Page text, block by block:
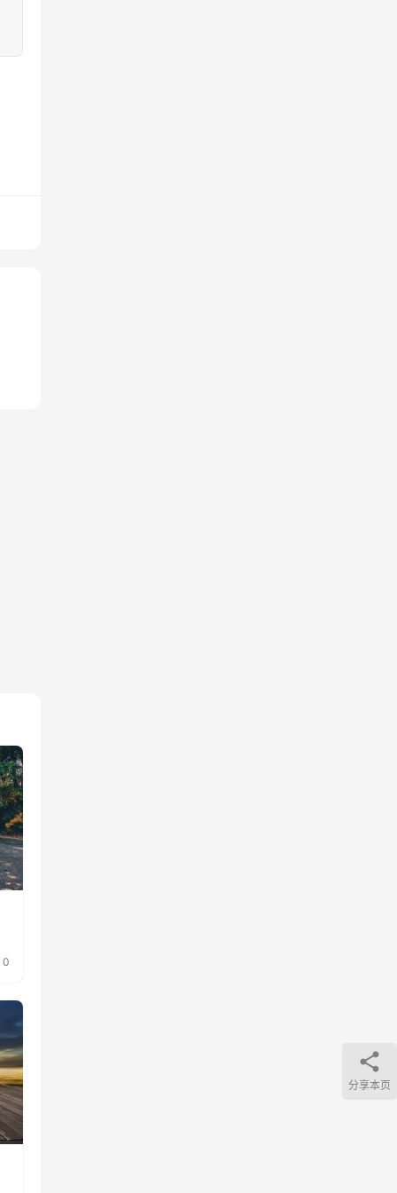
0
分享本页